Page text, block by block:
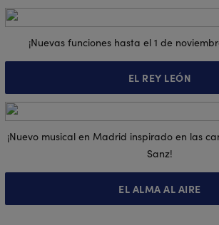
¡Nuevas funciones hasta el 1 de
EL REY LEÓN
¡Nuevo musical en Madrid inspirado en las
Sanz!
EL ALMA AL AIRE